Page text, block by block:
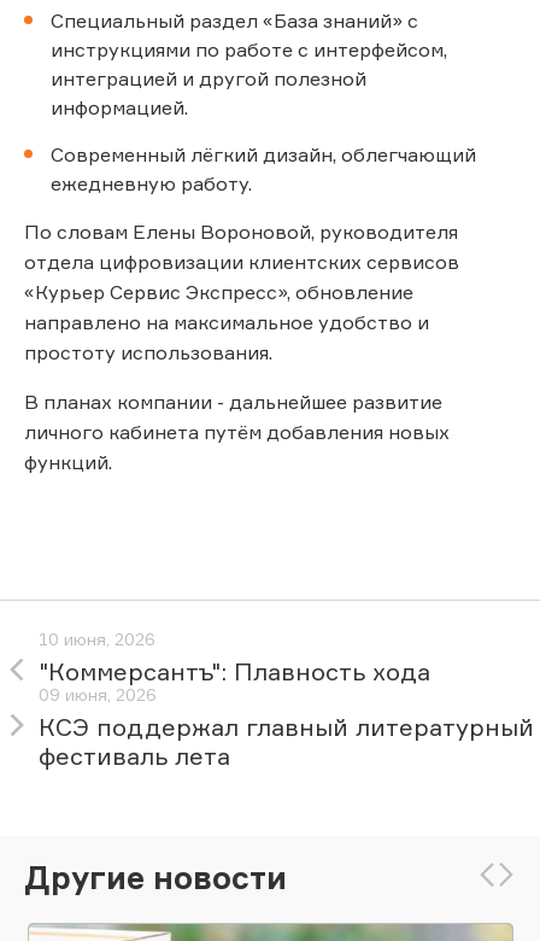
Специальный раздел «База знаний» с
инструкциями по работе с интерфейсом,
интеграцией и другой полезной
информацией.
Современный лёгкий дизайн, облегчающий
ежедневную работу.
По словам Елены Вороновой, руководителя
отдела цифровизации клиентских сервисов
«Курьер Сервис Экспресс», обновление
направлено на максимальное удобство и
простоту использования.
В планах компании - дальнейшее развитие
личного кабинета путём добавления новых
функций.
10 июня, 2026
"Коммерсантъ": Плавность хода
09 июня, 2026
КСЭ поддержал главный литературный
фестиваль лета
Другие новости